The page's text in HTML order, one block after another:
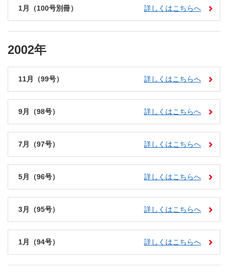
1月（100号別冊） 詳しくはこちらへ
2002年
11月（99号） 詳しくはこちらへ
9月（98号） 詳しくはこちらへ
7月（97号） 詳しくはこちらへ
5月（96号） 詳しくはこちらへ
3月（95号） 詳しくはこちらへ
1月（94号） 詳しくはこちらへ